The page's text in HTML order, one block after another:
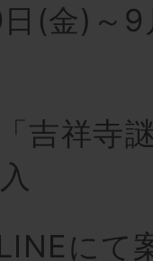
(金)～
吉祥寺
にて